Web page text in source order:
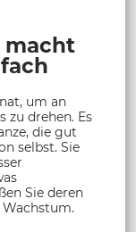
macht
um an
zu drehen. Es
die gut
selbst. Sie
Sie deren